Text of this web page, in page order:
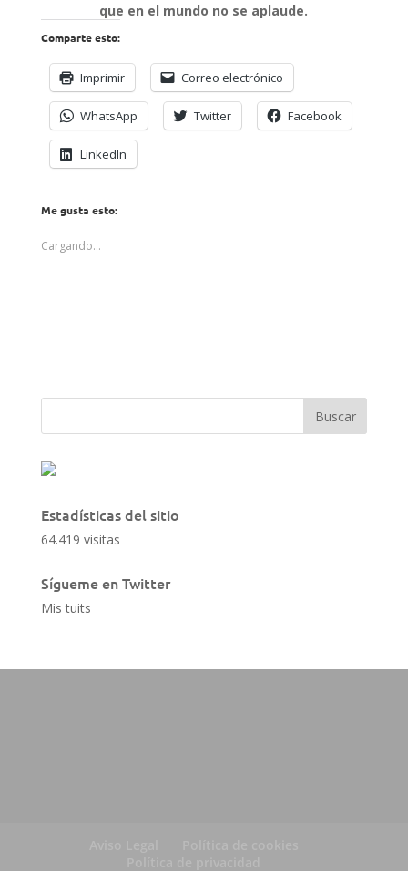
que en el mundo no se aplaude.
Comparte esto:
Imprimir Correo electrónico
WhatsApp Twitter Facebook
LinkedIn
Me gusta esto:
Cargando...
Estadísticas del sitio
64.419 visitas
Sígueme en Twitter
Mis tuits